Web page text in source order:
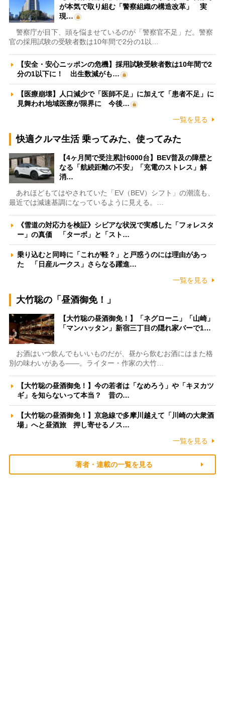
が本気で取り組む「警察組織の構造改革」 実
現…
警察庁が目下、頭を悩ませているのが「警察官不足」だ。警察
官の採用試験の受験者数は10年間で2分の1以…
【安全・安心ニッポンの危機】採用試験受験者数は10年間で2
分の1以下に！ 出生数減がも…
【医療崩壊】人口減少で「医師不足」に加えて「患者不足」に
見舞われ地域医療が限界に 今後…
一覧を見る
快適クルマ生活 乗ってみた、使ってみた
【4ヶ月間で受注累計6000台】BEV普及の障壁と
なる「航続距離の不安」「充電のストレス」解
消…
あれほどもてはやされていた「EV（BEV）シフト」の潮流も、
最近では減速基調になっているように見える。…
《雪道の対応力を検証》シビアな状況で実感した「フォレスタ
ー」の真価 「ターボ」と「スト…
乗り込むと同時に「これが軽？」と戸惑うのには理由があっ
た 「日産ルークス」さらなる躍進…
一覧を見る
大竹聡の「昼酒御免！」
【大竹聡の昼酒御免！】「ネグローニ」「山崎」
「マンハッタン」新宿三丁目の隠れ家バーで1…
お酒はいつ飲んでもいいものだが、昼から飲むお酒にはまた格
別の味わいがある――。ライター・作家の大竹…
【大竹聡の昼酒御免！】今の若者は「なめろう」や「キヌカツ
ギ」を知らないって本当？ 昔の…
【大竹聡の昼酒御免！】京急線で多摩川越えて「川崎の大衆酒
場」へと昼酒旅 押し寄せるノス…
一覧を見る
著者・連載の一覧を見る